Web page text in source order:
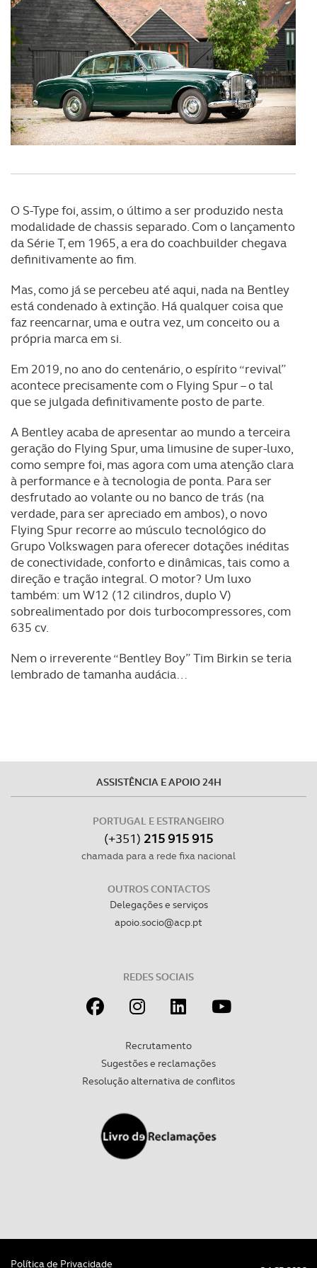
O S-Type foi, assim, o último a ser produzido nesta
modalidade de chassis separado. Com o lançamento
da Série T, em 1965, a era do coachbuilder chegava
definitivamente ao fim.
Mas, como já se percebeu até aqui, nada na Bentley
está condenado à extinção. Há qualquer coisa que
faz reencarnar, uma e outra vez, um conceito ou a
própria marca em si.
Em 2019, no ano do centenário, o espírito “revival”
acontece precisamente com o Flying Spur – o tal
que se julgada definitivamente posto de parte.
A Bentley acaba de apresentar ao mundo a terceira
geração do Flying Spur, uma limusine de super-luxo,
como sempre foi, mas agora com uma atenção clara
à performance e à tecnologia de ponta. Para ser
desfrutado ao volante ou no banco de trás (na
verdade, para ser apreciado em ambos), o novo
Flying Spur recorre ao músculo tecnológico do
Grupo Volkswagen para oferecer dotações inéditas
de conectividade, conforto e dinâmicas, tais como a
direção e tração integral. O motor? Um luxo
também: um W12 (12 cilindros, duplo V)
sobrealimentado por dois turbocompressores, com
635 cv.
Nem o irreverente “Bentley Boy” Tim Birkin se teria
lembrado de tamanha audácia…
ASSISTÊNCIA E APOIO 24H
PORTUGAL E ESTRANGEIRO
(+351) 215 915 915
chamada para a rede fixa nacional
OUTROS CONTACTOS
Delegações e serviços
apoio.socio@acp.pt
REDES SOCIAIS
Recrutamento
Sugestões e reclamações
Resolução alternativa de conflitos
Política de Privacidade